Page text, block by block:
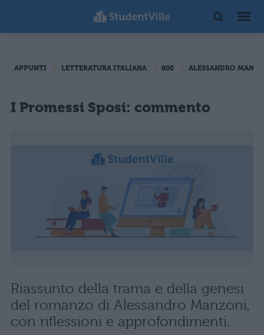
APPUNTI LETTERATURA ITALIANA 800 ALESSANDRO
I Promessi Sposi: commento
Riassunto della trama e della genesi
del romanzo di Alessandro Manzoni,
con riflessioni e approfondimenti.